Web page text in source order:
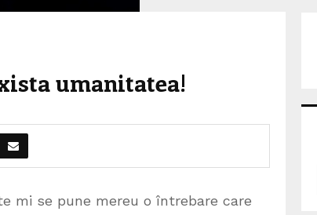
umanitatea!
mi se pune mereu o întrebare care